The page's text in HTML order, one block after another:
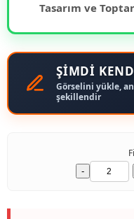
Tasarım ve
ŞİMDİ
Görselini yükle,
şekillendir
-